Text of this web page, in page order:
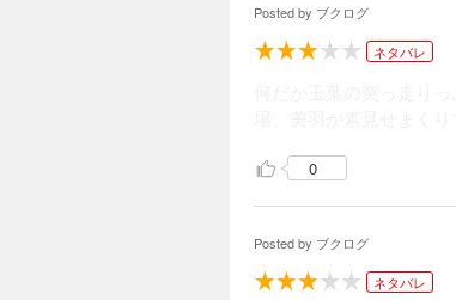
Posted by ブクログ
ネタバレ
0
Posted by ブクログ
ネタバレ